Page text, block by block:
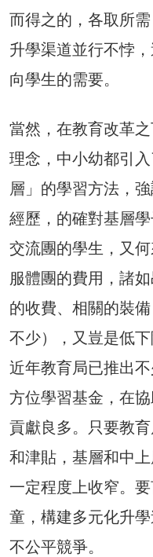
而得之的，各取所
升學渠道並行不悖
向學生的需要。
當然，在教育改革
理念，中小幼都引
層」的學習方法，
經歷，的確對基層
交流團的學生，又
服體團的費用，諸
的收費、相關的裝
不少），又豈是低
近年教育局已推出
方位學習基金，在
貢獻良多。只要教
和津貼，基層和中
一定程度上收窄。
童，構建多元化升
不公平競爭。